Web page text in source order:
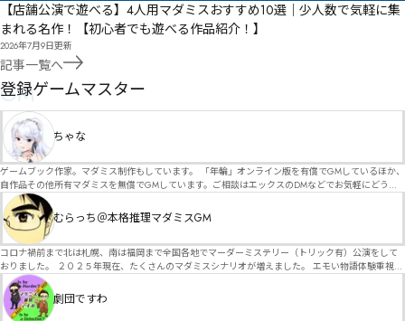
【店舗公演で遊べる】4人用マダミスおすすめ10選｜少人数で気軽に集
まれる名作！【初心者でも遊べる作品紹介！】
2026年7月9日更新
記事一覧へ
GM
登録ゲームマスター
ちゃな
ゲームブック作家。マダミス制作もしています。 「年輪」オンライン版を有償でGMしているほか、
自作品その他所有マダミスを無償でGMしています。ご相談はエックスのDMなどでお気軽にどう
ぞ。
むらっち＠本格推理マダミスGM
コロナ禍前まで北は札幌、南は福岡まで全国各地でマーダーミステリー（トリック有）公演をして
おりました。 ２０２５年現在、たくさんのマダミスシナリオが増えました。 エモい物語体験重視の
シナリオがマダミス・マーダーミステリーというジャンル名でたくさんあるため、そのようなシナ
リオは簡単に遊べます。 しかし、２～３時間ずっと考え＆議論して、見たことないトリックが解け
る閃きや犯人として逃げ切る楽しみのある本格推理マーダーミステリーを見つけることが難しくな
劇団ですわ